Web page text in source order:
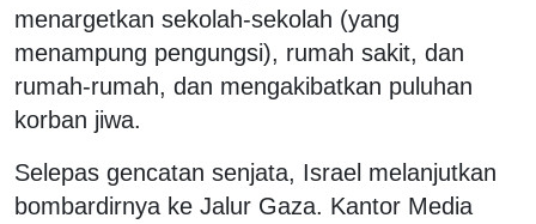
menargetkan sekolah-sekolah (yang
menampung pengungsi), rumah sakit, dan
rumah-rumah, dan mengakibatkan puluhan
korban jiwa.
Selepas gencatan senjata, Israel melanjutkan
bombardirnya ke Jalur Gaza. Kantor Media